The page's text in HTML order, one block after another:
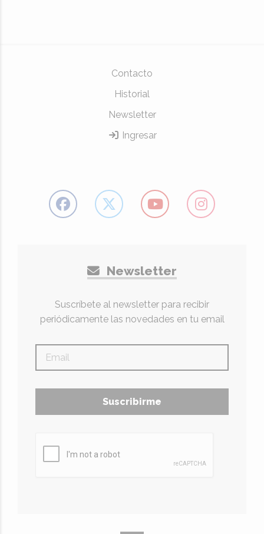
Contacto
Historial
Newsletter
Ingresar
Newsletter
Suscríbete al newsletter para recibir
periódicamente las novedades en tu email
Suscribirme